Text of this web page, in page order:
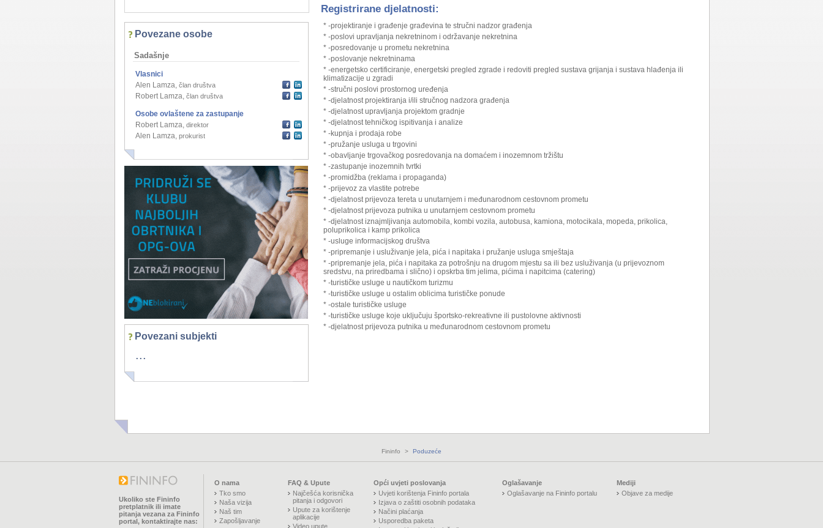
Povezane osobe
Sadašnje
Vlasnici
Alen Lamza, član društva
Robert Lamza, član društva
Osobe ovlaštene za zastupanje
Robert Lamza, direktor
Alen Lamza, prokurist
Povezani subjekti
...
Registrirane djelatnosti:
* -projektiranje i građenje građevina te stručni nadzor građenja
* -poslovi upravljanja nekretninom i održavanje nekretnina
* -posredovanje u prometu nekretnina
* -poslovanje nekretninama
* -energetsko certificiranje, energetski pregled zgrade i redoviti pregled sustava grijanja i sustava hlađenja ili
klimatizacije u zgradi
* -stručni poslovi prostornog uređenja
* -djelatnost projektiranja i/ili stručnog nadzora građenja
* -djelatnost upravljanja projektom gradnje
* -djelatnost tehničkog ispitivanja i analize
* -kupnja i prodaja robe
* -pružanje usluga u trgovini
* -obavljanje trgovačkog posredovanja na domaćem i inozemnom tržištu
* -zastupanje inozemnih tvrtki
* -promidžba (reklama i propaganda)
* -prijevoz za vlastite potrebe
* -djelatnost prijevoza tereta u unutarnjem i međunarodnom cestovnom prometu
* -djelatnost prijevoza putnika u unutarnjem cestovnom prometu
* -djelatnost iznajmljivanja automobila, kombi vozila, autobusa, kamiona, motocikala, mopeda, prikolica,
poluprikolica i kamp prikolica
* -usluge informacijskog društva
* -pripremanje i usluživanje jela, pića i napitaka i pružanje usluga smještaja
* -pripremanje jela, pića i napitaka za potrošnju na drugom mjestu sa ili bez usluživanja (u prijevoznom
sredstvu, na priredbama i slično) i opskrba tim jelima, pićima i napitcima (catering)
* -turističke usluge u nautičkom turizmu
* -turističke usluge u ostalim oblicima turističke ponude
* -ostale turističke usluge
* -turističke usluge koje uključuju športsko-rekreativne ili pustolovne aktivnosti
* -djelatnost prijevoza putnika u međunarodnom cestovnom prometu
Fininfo > Poduzeće
Ukoliko ste Fininfo
pretplatnik ili imate
pitanja vezana za Fininfo
portal, kontaktirajte nas:
O nama
Tko smo
Naša vizija
Naš tim
Zapošljavanje
FAQ & Upute
Najčešća korisnička
pitanja i odgovori
Upute za korištenje
aplikacije
Video upute
Opći uvjeti poslovanja
Uvjeti korištenja Fininfo portala
Izjava o zaštiti osobnih podataka
Načini plaćanja
Usporedba paketa
Oglašavanje
Oglašavanje na Fininfo portalu
Mediji
Objave za medije